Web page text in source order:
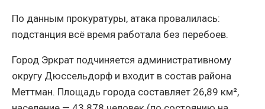
По данным прокуратуры, атака провалилась:
подстанция всё время работала без перебоев.
Город Эркрат подчиняется административному
округу Дюссельдорф и входит в состав района
Меттман. Площадь города составляет 26,89 км²,